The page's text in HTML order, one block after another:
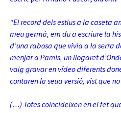
“El record dels estius a la caseta
meu germà, em du a escriure la
d’una rabosa que vivia a la serra
menjar a Pamis, un llogaret
vaig gravar en vídeo diferents
contaren la seua versió, vist que
(…) Totes coincideixen en el fet